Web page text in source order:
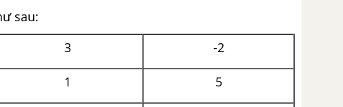
sau:
3 -2
1 5